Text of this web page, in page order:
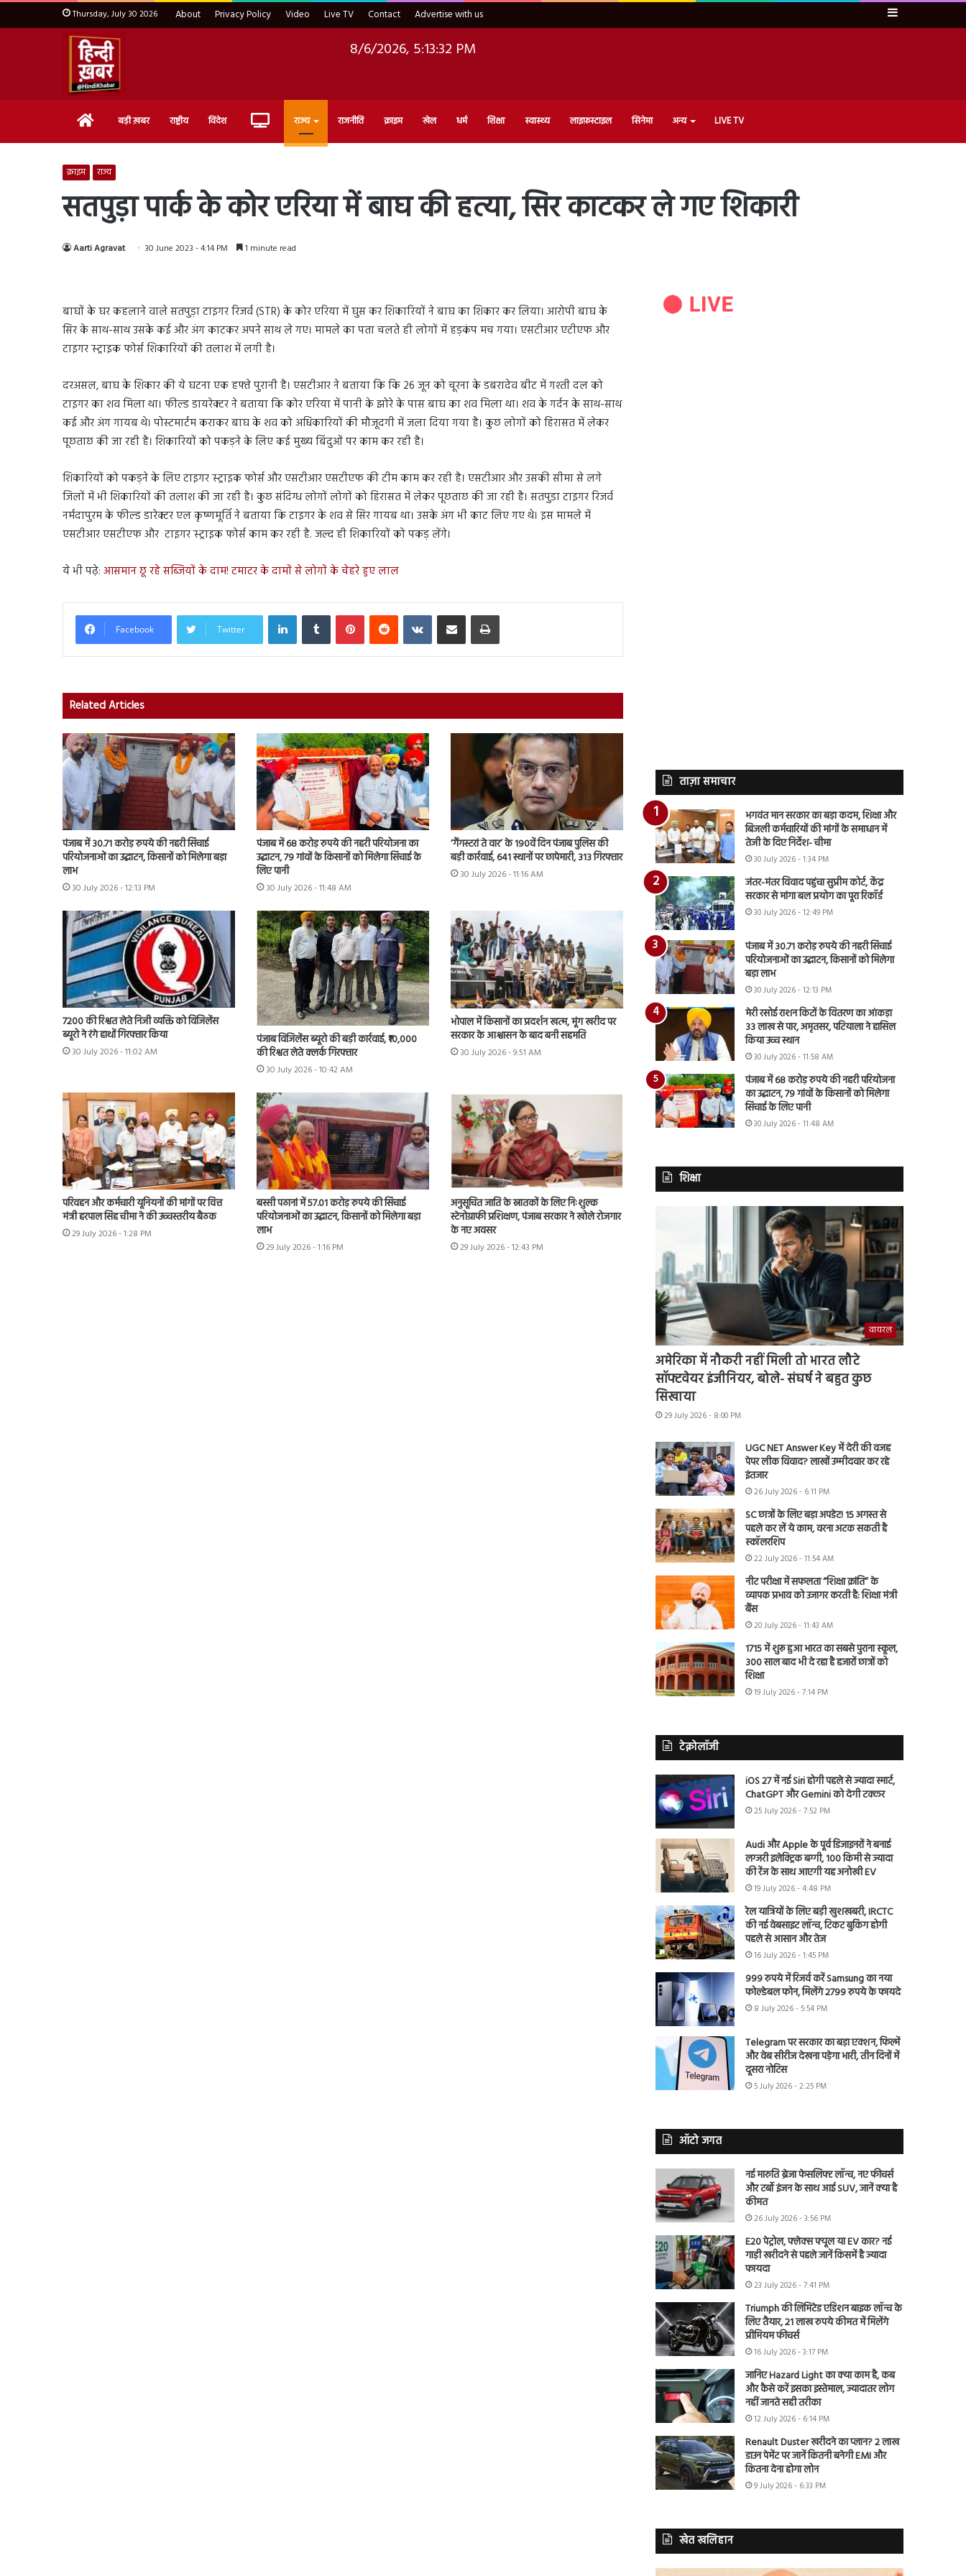
Thursday, July 30 2026 About Privacy Policy Video Live TV Contact Advertise with us Sidebar
8/6/2026, 5:13:33 PM
Home बड़ी ख़बर राष्ट्रीय विदेश Live राज्य राजनीति क्राइम खेल धर्म शिक्षा स्वास्थ्य लाइफ़स्टाइल सिनेमा अन्य LIVE TV
क्राइम राज्य
सतपुड़ा पार्क के कोर एरिया में बाघ की हत्या, सिर काटकर ले गए शिकारी
Aarti Agravat 30 June 2023 - 4:14 PM 1 minute read
बाघों के घर कहलाने वाले सतपुड़ा टाइगर रिजर्व (STR) के कोर एरिया में घुस कर शिकारियों ने बाघ का शिकार कर लिया। आरोपी बाघ के
सिर के साथ-साथ उसके कई और अंग काटकर अपने साथ ले गए। मामले का पता चलते ही लोगों में हड़कंप मच गया। एसटीआर एटीएफ और
टाइगर स्ट्राइक फोर्स शिकारियों की तलाश में लगी है।
दरअसल, बाघ के शिकार की ये घटना एक हफ्ते पुरानी है। एसटीआर ने बताया कि कि 26 जून को चूरना के डबरादेव बीट में गश्ती दल को
टाइगर का शव मिला था। फील्ड डायरेक्टर ने बताया कि कोर एरिया में पानी के झोरे के पास बाघ का शव मिला था। शव के गर्दन के साथ-साथ
कई और अंग गायब थे। पोस्टमार्टम कराकर बाघ के शव को अधिकारियों की मौजूदगी में जला दिया गया है। कुछ लोगों को हिरासत में लेकर
पूछताछ की जा रही है। शिकारियों को पकड़ने के लिए कई मुख्य बिंदुओं पर काम कर रही है।
शिकारियों को पकड़ने के लिए टाइगर स्ट्राइक फोर्स और एसटीआर एसटीएफ की टीम काम कर रही है। एसटीआर और उसकी सीमा से लगे
जिलों में भी शिकारियों की तलाश की जा रही है। कुछ संदिग्ध लोगों लोगों को हिरासत में लेकर पूछताछ की जा रही है। सतपुडा टाइगर रिजर्व
नर्मदापुरम के फील्ड डारेक्टर एल कृष्णमूर्ति ने बताया कि टाइगर के शव से सिर गायब था। उसके अंग भी काट लिए गए थे। इस मामले में
एसटीआर एसटीएफ और टाइगर स्ट्राइक फोर्स काम कर रही है. जल्द ही शिकारियों को पकड़ लेंगे।
ये भी पढ़े: आसमान छू रहे सब्जियों के दाम! टमाटर के दामों से लोगों के चेहरे हुए लाल
Facebook Twitter
LinkedInTumblr PinterestReddit VKontakteShare via Email Print
Related Articles
पंजाब में 30.71 करोड़ रुपये की नहरी सिंचाई
परियोजनाओं का उद्घाटन, किसानों को मिलेगा बड़ा
लाभ
30 July 2026 - 12:13 PM
पंजाब में 68 करोड़ रुपये की नहरी परियोजना का
उद्घाटन, 79 गांवों के किसानों को मिलेगा सिंचाई के
लिए पानी
30 July 2026 - 11:48 AM
‘गैंगस्टरां ते वार’ के 190वें दिन पंजाब पुलिस की
बड़ी कार्रवाई, 641 स्थानों पर छापेमारी, 313 गिरफ्तार
30 July 2026 - 11:16 AM
7200 की रिश्वत लेते निजी व्यक्ति को विजिलेंस
ब्यूरो ने रंगे हाथों गिरफ्तार किया
30 July 2026 - 11:02 AM
पंजाब विजिलेंस ब्यूरो की बड़ी कार्रवाई, ₹10,000
की रिश्वत लेते क्लर्क गिरफ्तार
30 July 2026 - 10:42 AM
भोपाल में किसानों का प्रदर्शन खत्म, मूंग खरीद पर
सरकार के आश्वासन के बाद बनी सहमति
30 July 2026 - 9:51 AM
परिवहन और कर्मचारी यूनियनों की मांगों पर वित्त
मंत्री हरपाल सिंह चीमा ने की उच्चस्तरीय बैठक
29 July 2026 - 1:28 PM
बस्सी पठानां में 57.01 करोड़ रुपये की सिंचाई
परियोजनाओं का उद्घाटन, किसानों को मिलेगा बड़ा
लाभ
29 July 2026 - 1:16 PM
अनुसूचित जाति के स्नातकों के लिए निःशुल्क
स्टेनोग्राफी प्रशिक्षण, पंजाब सरकार ने खोले रोजगार
के नए अवसर
29 July 2026 - 12:43 PM
ताज़ा समाचार
भगवंत मान सरकार का बड़ा कदम, शिक्षा और
बिजली कर्मचारियों की मांगों के समाधान में
तेजी के दिए निर्देश- चीमा
30 July 2026 - 1:34 PM
जंतर-मंतर विवाद पहुंचा सुप्रीम कोर्ट, केंद्र
सरकार से मांगा बल प्रयोग का पूरा रिकॉर्ड
30 July 2026 - 12:49 PM
पंजाब में 30.71 करोड़ रुपये की नहरी सिंचाई
परियोजनाओं का उद्घाटन, किसानों को मिलेगा
बड़ा लाभ
30 July 2026 - 12:13 PM
मेरी रसोई राशन किटों के वितरण का आंकड़ा
33 लाख से पार, अमृतसर, पटियाला ने हासिल
किया उच्च स्थान
30 July 2026 - 11:58 AM
पंजाब में 68 करोड़ रुपये की नहरी परियोजना
का उद्घाटन, 79 गांवों के किसानों को मिलेगा
सिंचाई के लिए पानी
30 July 2026 - 11:48 AM
शिक्षा
वायरल
अमेरिका में नौकरी नहीं मिली तो भारत लौटे
सॉफ्टवेयर इंजीनियर, बोले- संघर्ष ने बहुत कुछ
सिखाया
29 July 2026 - 8:00 PM
UGC NET Answer Key में देरी की वजह
पेपर लीक विवाद? लाखों उम्मीदवार कर रहे
इंतजार
26 July 2026 - 6:11 PM
SC छात्रों के लिए बड़ा अपडेट! 15 अगस्त से
पहले कर लें ये काम, वरना अटक सकती है
स्कॉलरशिप
22 July 2026 - 11:54 AM
नीट परीक्षा में सफलता “शिक्षा क्रांति” के
व्यापक प्रभाव को उजागर करती है: शिक्षा मंत्री
बैंस
20 July 2026 - 11:43 AM
1715 में शुरू हुआ भारत का सबसे पुराना स्कूल,
300 साल बाद भी दे रहा है हजारों छात्रों को
शिक्षा
19 July 2026 - 7:14 PM
टेक्नोलॉजी
iOS 27 में नई Siri होगी पहले से ज्यादा स्मार्ट,
ChatGPT और Gemini को देगी टक्कर
25 July 2026 - 7:52 PM
Audi और Apple के पूर्व डिजाइनरों ने बनाई
लग्जरी इलेक्ट्रिक बग्गी, 100 किमी से ज्यादा
की रेंज के साथ आएगी यह अनोखी EV
19 July 2026 - 4:48 PM
रेल यात्रियों के लिए बड़ी खुशखबरी, IRCTC
की नई वेबसाइट लॉन्च, टिकट बुकिंग होगी
पहले से आसान और तेज
16 July 2026 - 1:45 PM
999 रुपये में रिजर्व करें Samsung का नया
फोल्डेबल फोन, मिलेंगे 2799 रुपये के फायदे
8 July 2026 - 5:54 PM
Telegram पर सरकार का बड़ा एक्शन, फिल्में
और वेब सीरीज देखना पड़ेगा भारी, तीन दिनों में
दूसरा नोटिस
5 July 2026 - 2:25 PM
ऑटो जगत
नई मारुति ब्रेजा फेसलिफ्ट लॉन्च, नए फीचर्स
और टर्बो इंजन के साथ आई SUV, जानें क्या है
कीमत
26 July 2026 - 3:56 PM
E20 पेट्रोल, फ्लेक्स फ्यूल या EV कार? नई
गाड़ी खरीदने से पहले जानें किसमें है ज्यादा
फायदा
23 July 2026 - 7:41 PM
Triumph की लिमिटेड एडिशन बाइक लॉन्च के
लिए तैयार, 21 लाख रुपये कीमत में मिलेंगे
प्रीमियम फीचर्स
16 July 2026 - 3:17 PM
जानिए Hazard Light का क्या काम है, कब
और कैसे करें इसका इस्तेमाल, ज्यादातर लोग
नहीं जानते सही तरीका
12 July 2026 - 6:14 PM
Renault Duster खरीदने का प्लान? 2 लाख
डाउन पेमेंट पर जानें कितनी बनेगी EMI और
कितना देना होगा लोन
9 July 2026 - 6:33 PM
खेत खलिहान